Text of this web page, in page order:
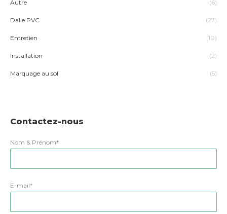
Autre (6)
Dalle PVC (27)
Entretien (10)
Installation (2)
Marquage au sol (5)
Contactez-nous
Nom & Prénom*
E-mail*